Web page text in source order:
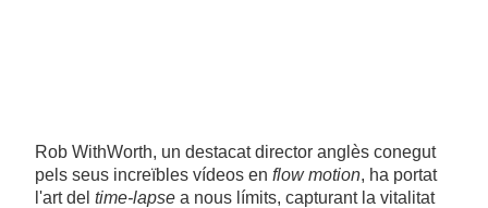
Rob WithWorth, un destacat director anglès conegut
pels seus increïbles vídeos en flow motion, ha portat
l'art del time-lapse a nous límits, capturant la vitalitat